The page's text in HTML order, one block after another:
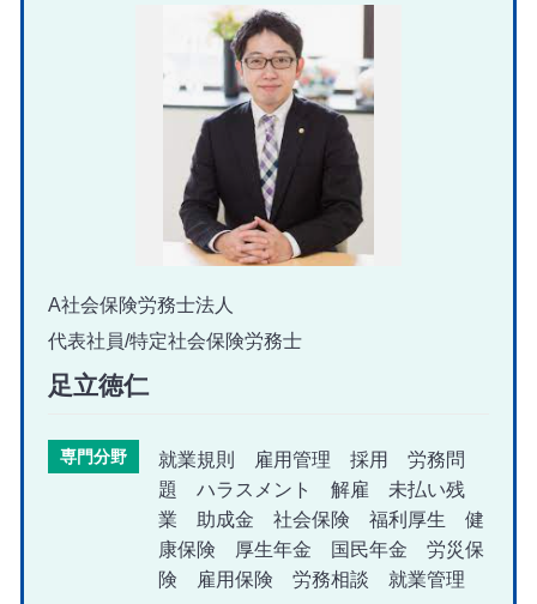
A社会保険労務士法人
代表社員/特定社会保険労務士
足立徳仁
専門分野
就業規則 雇用管理 採用 労務問
題 ハラスメント 解雇 未払い残
業 助成金 社会保険 福利厚生 健
康保険 厚生年金 国民年金 労災保
険 雇用保険 労務相談 就業管理